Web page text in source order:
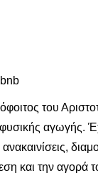
του
αγωγής.
και την αγορά